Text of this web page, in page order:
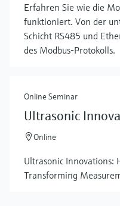
Erfahren Sie wie die
funktioniert. Von der
Schicht RS485 und
des Modbus-Protokolls.
Online Seminar
Ultrasonic
Online
Ultrasonic Innovations:
Transforming